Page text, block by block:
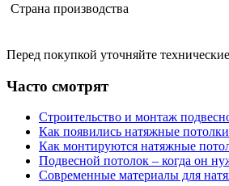
Страна производства
Перед покупкой уточняйте
Часто смотрят
Строительство и монтаж
Как появились натяжные потолки
Как монтируются натяжные
Подвесной потолок – когда он
Современные материалы для